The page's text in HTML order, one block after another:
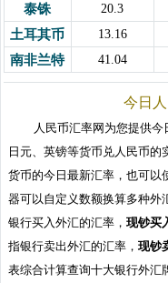
泰铢 20.3
土耳其币 13.16
南非兰特 41.04
今日
人民币汇率网为您提供今
日元、英镑等货币兑人民币
货币的今日最新汇率，也可以
器可以自定义数额换算多种外
银行买入外汇的汇率， 现钞买
指银行卖出外汇的汇率， 现钞
表综合计算查询十大银行外汇